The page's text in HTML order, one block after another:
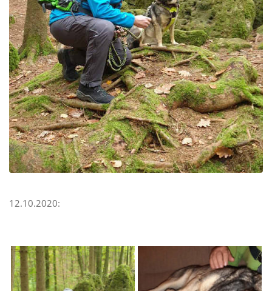
12.10.2020: